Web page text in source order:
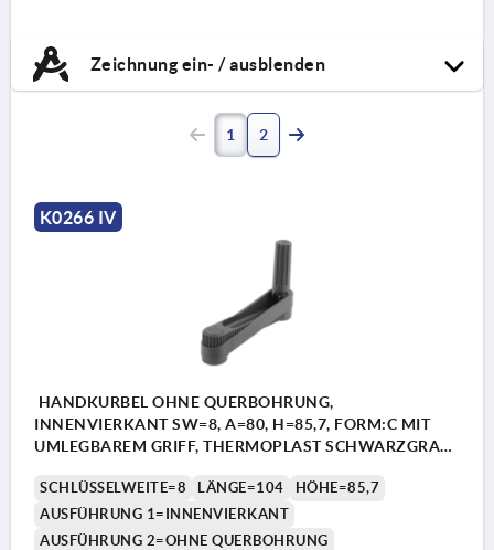
Zeichnung ein- / ausblenden
1 2
K0266 IV
HANDKURBEL OHNE QUERBOHRUNG,
INNENVIERKANT SW=8, A=80, H=85,7, FORM:C MIT
UMLEGBAREM GRIFF, THERMOPLAST SCHWARZGRAU,
SCHLÜSSELWEITE=8 LÄNGE=104
HÖHE=85,7
AUSFÜHRUNG 1=INNENVIERKANT
AUSFÜHRUNG 2=OHNE QUERBOHRUNG